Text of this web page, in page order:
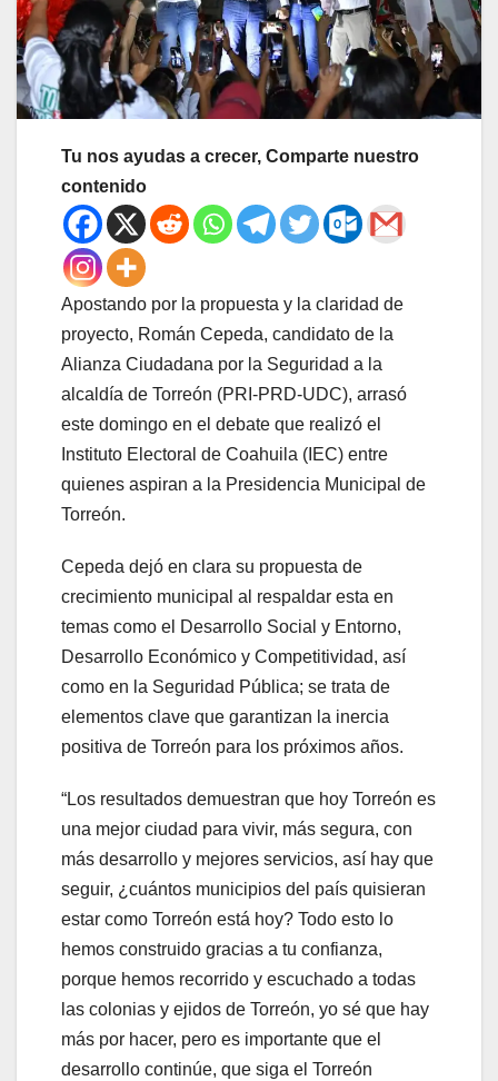
Tu nos ayudas a crecer, Comparte nuestro
contenido
Apostando por la propuesta y la claridad de
proyecto, Román Cepeda, candidato de la
Alianza Ciudadana por la Seguridad a la
alcaldía de Torreón (PRI-PRD-UDC), arrasó
este domingo en el debate que realizó el
Instituto Electoral de Coahuila (IEC) entre
quienes aspiran a la Presidencia Municipal de
Torreón.
Cepeda dejó en clara su propuesta de
crecimiento municipal al respaldar esta en
temas como el Desarrollo Social y Entorno,
Desarrollo Económico y Competitividad, así
como en la Seguridad Pública; se trata de
elementos clave que garantizan la inercia
positiva de Torreón para los próximos años.
“Los resultados demuestran que hoy Torreón es
una mejor ciudad para vivir, más segura, con
más desarrollo y mejores servicios, así hay que
seguir, ¿cuántos municipios del país quisieran
estar como Torreón está hoy? Todo esto lo
hemos construido gracias a tu confianza,
porque hemos recorrido y escuchado a todas
las colonias y ejidos de Torreón, yo sé que hay
más por hacer, pero es importante que el
desarrollo continúe, que siga el Torreón